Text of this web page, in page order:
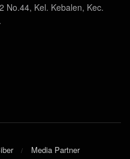
No.44, Kel. Kebalen, Kec.
Media Partner